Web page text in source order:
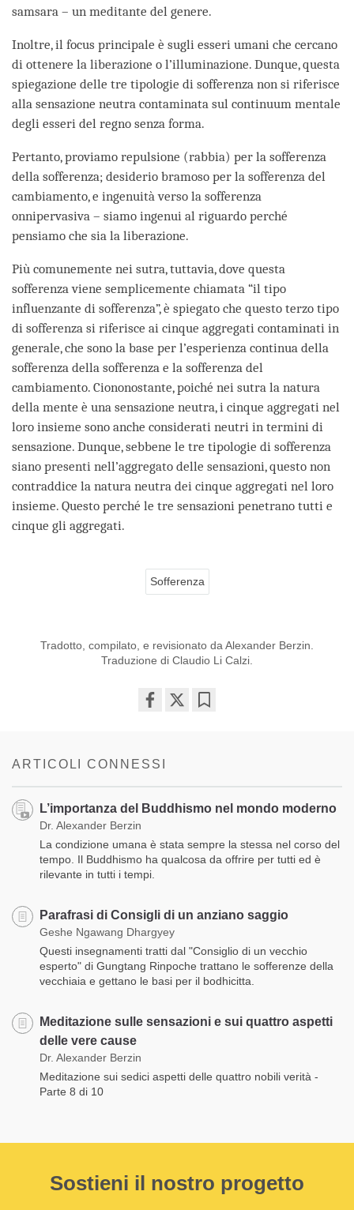
samsara – un meditante del genere.
Inoltre, il focus principale è sugli esseri umani che cercano
di ottenere la liberazione o l’illuminazione. Dunque, questa
spiegazione delle tre tipologie di sofferenza non si riferisce
alla sensazione neutra contaminata sul continuum mentale
degli esseri del regno senza forma.
Pertanto, proviamo repulsione (rabbia) per la sofferenza
della sofferenza; desiderio bramoso per la sofferenza del
cambiamento, e ingenuità verso la sofferenza
onnipervasiva – siamo ingenui al riguardo perché
pensiamo che sia la liberazione.
Più comunemente nei sutra, tuttavia, dove questa
sofferenza viene semplicemente chiamata “il tipo
influenzante di sofferenza”, è spiegato che questo terzo tipo
di sofferenza si riferisce ai cinque aggregati contaminati in
generale, che sono la base per l’esperienza continua della
sofferenza della sofferenza e la sofferenza del
cambiamento. Ciononostante, poiché nei sutra la natura
della mente è una sensazione neutra, i cinque aggregati nel
loro insieme sono anche considerati neutri in termini di
sensazione. Dunque, sebbene le tre tipologie di sofferenza
siano presenti nell’aggregato delle sensazioni, questo non
contraddice la natura neutra dei cinque aggregati nel loro
insieme. Questo perché le tre sensazioni penetrano tutti e
cinque gli aggregati.
Sofferenza
Tradotto, compilato, e revisionato da Alexander Berzin.
Traduzione di Claudio Li Calzi.
ARTICOLI CONNESSI
L’importanza del Buddhismo nel mondo moderno
Dr. Alexander Berzin
La condizione umana è stata sempre la stessa nel corso del
tempo. Il Buddhismo ha qualcosa da offrire per tutti ed è
rilevante in tutti i tempi.
Parafrasi di Consigli di un anziano saggio
Geshe Ngawang Dhargyey
Questi insegnamenti tratti dal "Consiglio di un vecchio
esperto" di Gungtang Rinpoche trattano le sofferenze della
vecchiaia e gettano le basi per il bodhicitta.
Meditazione sulle sensazioni e sui quattro aspetti
delle vere cause
Dr. Alexander Berzin
Meditazione sui sedici aspetti delle quattro nobili verità -
Parte 8 di 10
Sostieni il nostro progetto